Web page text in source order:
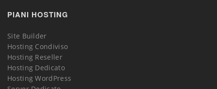
PIANI HOSTING
Site Builder
Hosting Condiviso
Hosting Reseller
Hosting Dedicato
Hosting WordPress